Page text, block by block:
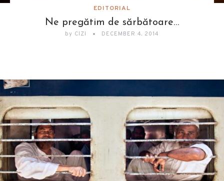
EDITORIAL
Ne pregătim de sărbătoare…
by CIZI DECEMBER 4, 2014